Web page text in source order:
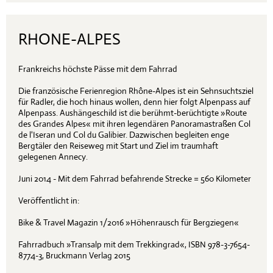
RHONE-ALPES
Frankreichs höchste Pässe mit dem Fahrrad
Die französische Ferienregion Rhône-Alpes ist ein Sehnsuchtsziel
für Radler, die hoch hinaus wollen, denn hier folgt Alpenpass auf
Alpenpass. Aushängeschild ist die berühmt-berüchtigte »Route
des Grandes Alpes« mit ihren legendären Panoramastraßen Col
de l'Iseran und Col du Galibier. Dazwischen begleiten enge
Bergtäler den Reiseweg mit Start und Ziel im traumhaft
gelegenen Annecy.
Juni 2014 - Mit dem Fahrrad befahrende Strecke = 560 Kilometer
Veröffentlicht in:
Bike & Travel Magazin 1/2016 »Höhenrausch für Bergziegen«
Fahrradbuch »Transalp mit dem Trekkingrad«, ISBN 978-3-7654-
8774-3, Bruckmann Verlag 2015